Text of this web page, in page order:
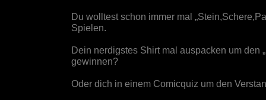
Du wolltest schon immer mal
Spielen.
Dein nerdigstes Shirt mal auspacken um den
gewinnen?
Oder dich in einem Comicquiz um den